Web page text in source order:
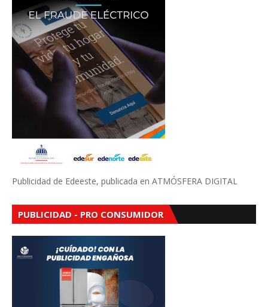
Publicidad de Edeeste, publicada en ATMÓSFERA DIGITAL
PUBLICIDAD - PRO CONSUMIDOR